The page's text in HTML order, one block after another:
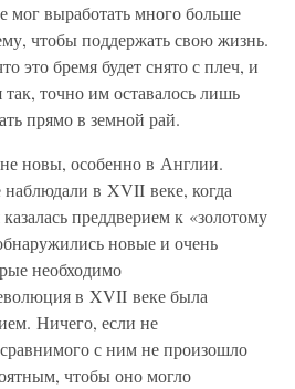
мог выработать много больше
чтобы поддержать свою жизнь.
это бремя будет снято с плеч, и
точно им оставалось лишь
прямо в земной рай.
новы, особенно в Англии.
в XVII веке, когда
преддверием к «золотому
новые и очень
необходимо
в XVII веке была
Ничего, если не
с ним не произошло
чтобы оно могло